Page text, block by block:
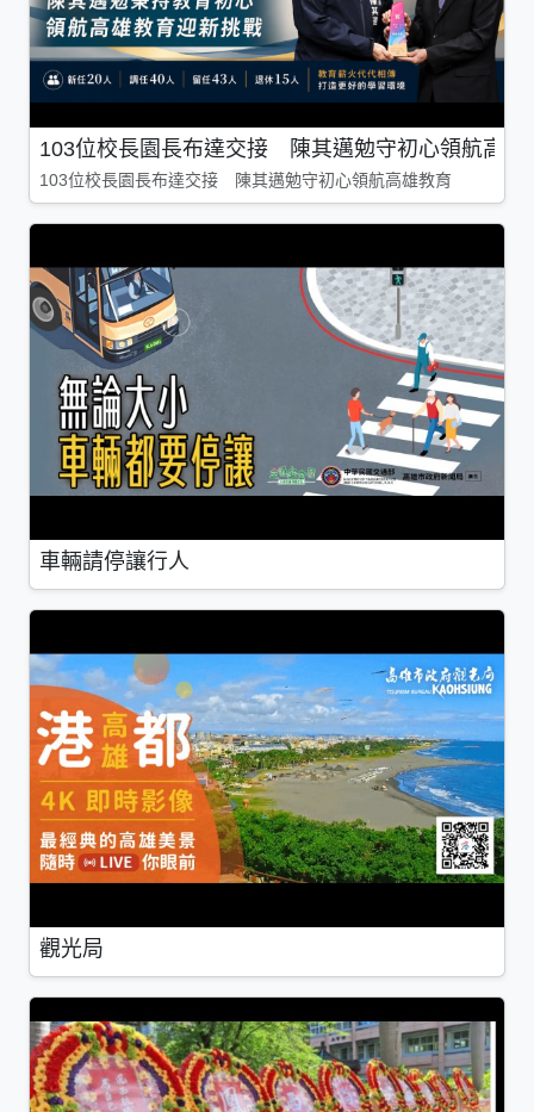
103位校長園長布達交接 陳其邁勉守初心領航高雄
103位校長園長布達交接 陳其邁勉守初心領航高雄教育
車輛請停讓行人
觀光局